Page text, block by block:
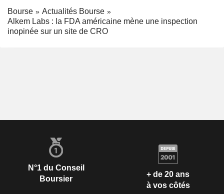
Bourse
Actualités Bourse
Alkem Labs : la FDA américaine mène une inspection
inopinée sur un site de CRO
N°1 du Conseil
Boursier
+ de 20 ans
à vos côtés